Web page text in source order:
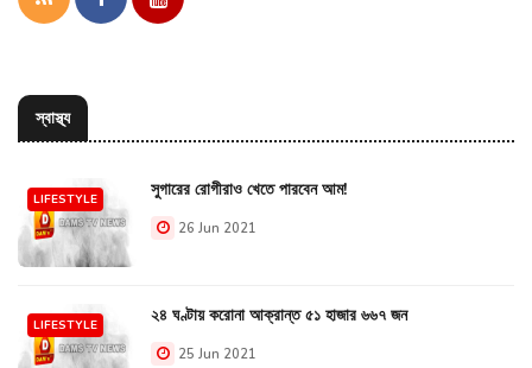
স্বাস্থ্য
LIFESTYLE সুগারের রোগীরাও খেতে পারবেন আম!
26 Jun 2021
LIFESTYLE ২৪ ঘণ্টায় করোনা আক্রান্ত ৫১ হাজার ৬৬৭ জন
25 Jun 2021